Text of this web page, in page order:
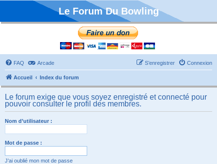
Le Forum Du Bowling
FAQ Arcade Connexion
S’enregistrer
Accueil Index du forum
Le forum exige que vous soyez enregistré et connecté pour
pouvoir consulter le profil des membres.
Nom d’utilisateur :
Mot de passe :
J’ai oublié mon mot de passe